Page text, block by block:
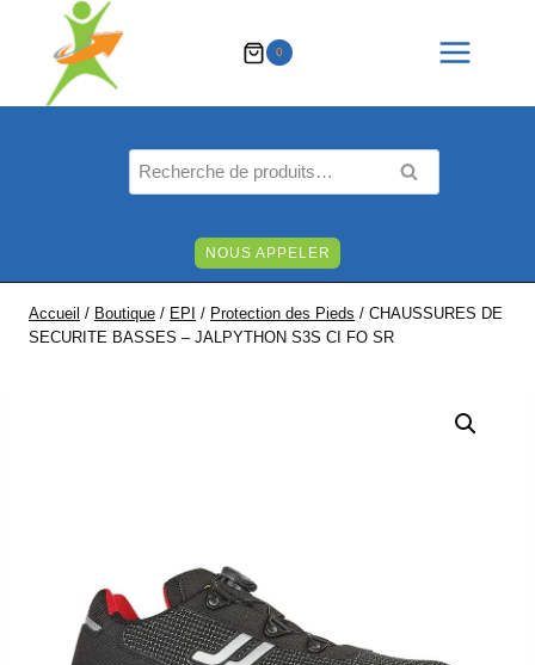
contenu
0
Recherche
pour :
RECHERCHE
NOUS APPELER
Accueil / Boutique / EPI / Protection des Pieds / CHAUSSURES DE
SECURITE BASSES – JALPYTHON S3S CI FO SR